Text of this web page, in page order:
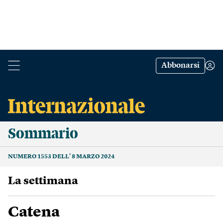
Abbonarsi
Sommario
NUMERO 1553 DELL’ 8 MARZO 2024
La settimana
Catena